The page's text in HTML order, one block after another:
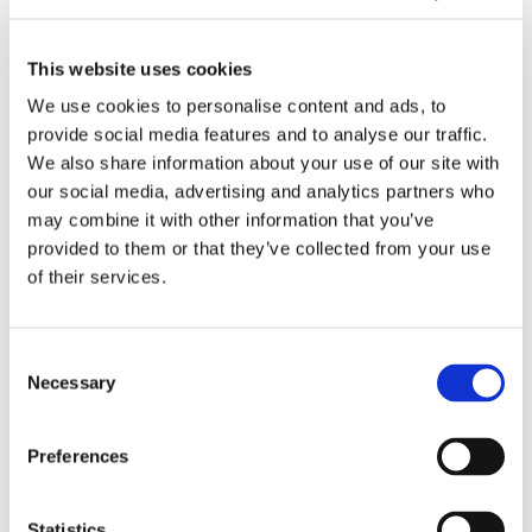
This website uses cookies
We use cookies to personalise content and ads, to
provide social media features and to analyse our traffic.
We also share information about your use of our site with
our social media, advertising and analytics partners who
may combine it with other information that you’ve
provided to them or that they’ve collected from your use
of their services.
Selection
Necessary
Preferences
utilisant leur méthode de paiement par carte
préférée, ce qui garantit un processus de paiement
simple et sécurisé.
dépôts de réservation
Assurez la confirmation et minimiser les
absences pour les grandes fêtes et les repas de